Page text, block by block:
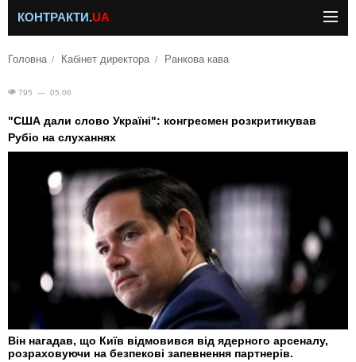
КОНТРАКТИ.UA
Головна Кабінет директора Ранкова кава
795 — 05.06
"США дали слово Україні": конгресмен розкритикував
Рубіо на слуханнях
Він нагадав, що Київ відмовився від ядерного арсеналу,
розраховуючи на безпекові запевнення партнерів.